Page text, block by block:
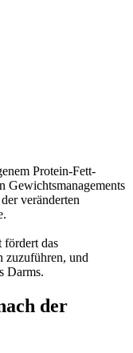
Protein-Fett-
Gewichtsmanagements
veränderten
fördert das
zuzuführen, und
Darms.
der